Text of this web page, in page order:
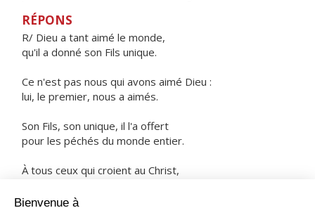
RÉPONS
R/ Dieu a tant aimé le monde,
qu'il a donné son Fils unique.
Ce n'est pas nous qui avons aimé Dieu :
lui, le premier, nous a aimés.
Son Fils, son unique, il l'a offert
pour les péchés du monde entier.
À tous ceux qui croient au Christ,